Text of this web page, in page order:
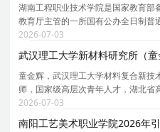
湖南工程职业技术学院是国家教育
教育厅主管的一所国有公办全日制普
丽北路。1958年建校以来,学校始终
人才的办学理念,锐意进取,改革创新,
2026-07-03
童金辉，武汉理工大学材料复合新技
师，国家级高层次青年人才，湖北
钙钛矿光电材料与器件研究，坚持基
景验证的闭环研发模式，在钙钛矿太
2026-07-03
南阳工艺美术职业学院2026年